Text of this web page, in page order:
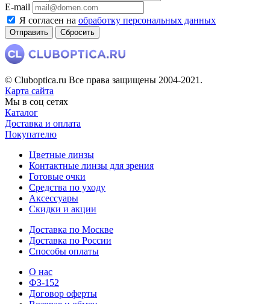
E-mail
Я согласен на обработку персональных данных
Сбросить
© Cluboptica.ru Все права защищены 2004-2021.
Карта сайта
Мы в соц сетях
Каталог
Доставка и оплата
Покупателю
Цветные линзы
Контактные линзы для зрения
Готовые очки
Средства по уходу
Аксессуары
Скидки и акции
Доставка по Москве
Доставка по России
Способы оплаты
О нас
ФЗ-152
Договор оферты